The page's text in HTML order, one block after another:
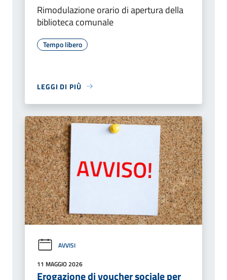
Rimodulazione orario di apertura della
biblioteca comunale
Tempo libero
LEGGI DI PIÙ
AVVISI
11 MAGGIO 2026
Erogazione di voucher sociale per